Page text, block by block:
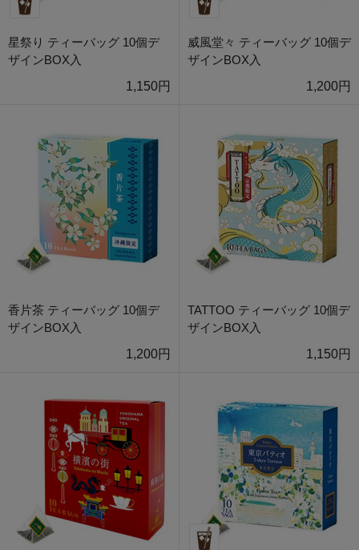
星祭り ティーバッグ 10個デ
ザインBOX入
1,150円
威風堂々 ティーバッグ 10個デ
ザインBOX入
1,200円
香片茶 ティーバッグ 10個デ
ザインBOX入
1,200円
TATTOO ティーバッグ 10個デ
ザインBOX入
1,150円